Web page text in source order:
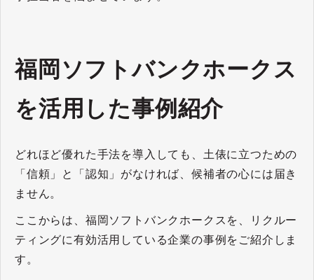
福岡ソフトバンクホークス
を活用した事例紹介
どれほど優れた手法を導入しても、土俵に立つための
「信頼」と「認知」がなければ、候補者の心には届き
ません。
ここからは、福岡ソフトバンクホークスを、リクルー
ティングに有効活用している企業の事例をご紹介しま
す。